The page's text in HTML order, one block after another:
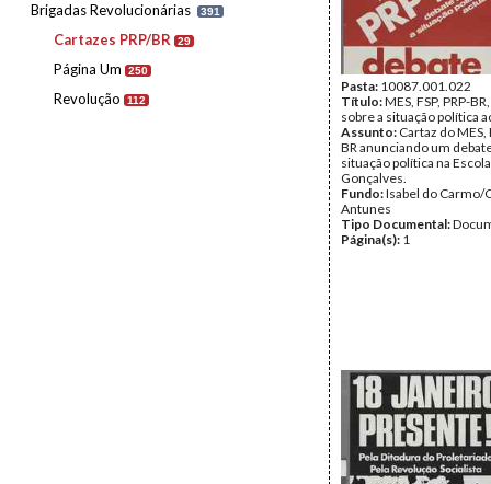
Brigadas Revolucionárias
391
Cartazes PRP/BR 29
Página Um 250
Revolução 112
Pasta: 10087.001.022
Título:MES, FSP, PRP-
sobre a situação política
Assunto: Cartaz do MES,
BR anunciando um
situação política na
Gonçalves.
Fundo:Isabel do Carmo/
Antunes
Tipo Documental:
Página(s): 1